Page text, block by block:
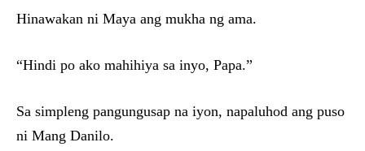
Hinawakan ni Maya ang mukha ng ama.
“Hindi po ako mahihiya sa inyo, Papa.”
Sa simpleng pangungusap na iyon, napaluhod ang puso
ni Mang Danilo.